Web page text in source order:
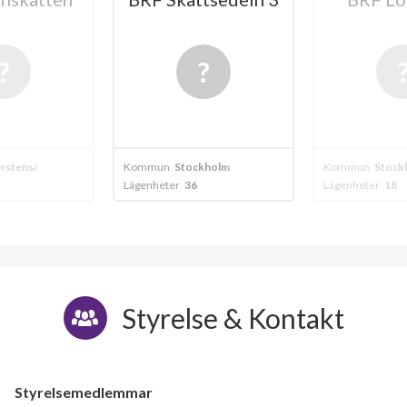
Kommun Stockholm
Lägenheter 18
Kommun
Lägenheter 60
Styrelse & Kontakt
Styrelsemedlemmar